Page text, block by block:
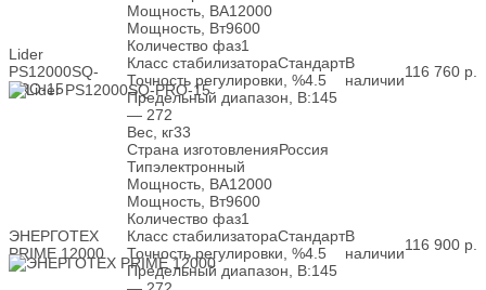
Lider
PS12000SQ-
PRO-15
Мощность, ВА12000
Мощность, Вт9600
Количество фаз1
Класс стабилизатораСтандарт
Точность регулировки, %4.5
Предельный диапазон, В:145
— 272
Вес, кг33
Страна изготовленияРоссия
В
наличии116 760 р.
ЭНЕРГОТЕХ
PRIME 12000
Типэлектронный
Мощность, ВА12000
Мощность, Вт9600
Количество фаз1
Класс стабилизатораСтандарт
Точность регулировки, %4.5
Предельный диапазон, В:145
В
наличии116 900 р.